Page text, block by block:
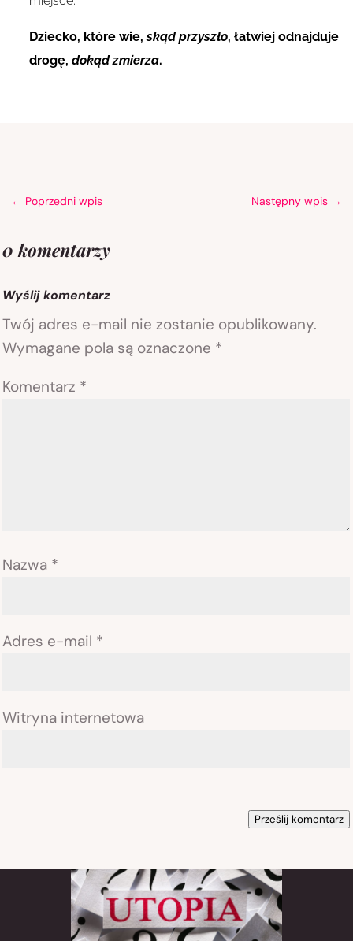
Dziecko, które wie,skąd przyszło, łatwiej odnajduje
drogę,dokąd zmierza.
← Poprzedni wpis Następny wpis→
0 komentarzy
Wyślij komentarz
Twój adres e-mail nie zostanie opublikowany.
Wymagane pola są oznaczone *
Komentarz *
Nazwa *
Adres e-mail *
Witryna internetowa
Prześlij komentarz